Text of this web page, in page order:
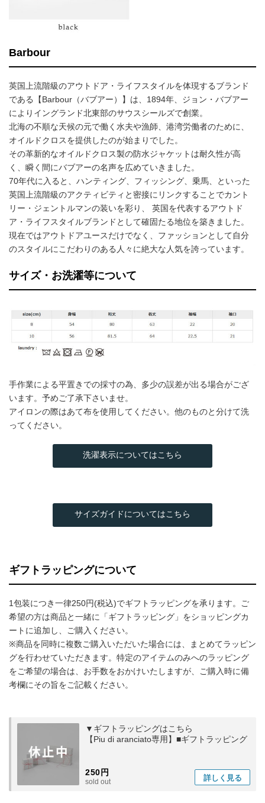
Barbour
英国上流階級のアウトドア・ライフスタイルを体現するブランド
である【Barbour（バブアー）】は、1894年、ジョン・バブアー
によりイングランド北東部のサウスシールズで創業。
北海の不順な天候の元で働く水夫や漁師、港湾労働者のために、
オイルドクロスを提供したのが始まりでした。
その革新的なオイルドクロス製の防水ジャケットは耐久性が高
く、瞬く間にバブアーの名声を広めていきました。
70年代に入ると、ハンティング、フィッシング、乗馬、といった
英国上流階級のアクティビティと密接にリンクすることでカント
リー・ジェントルマンの装いを彩り、 英国を代表するアウトド
ア・ライフスタイルブランドとして確固たる地位を築きました。
現在ではアウトドアユースだけでなく、ファッションとして自分
のスタイルにこだわりのある人々に絶大な人気を誇っています。
サイズ・お洗濯等について
手作業による平置きでの採寸の為、多少の誤差が出る場合がござ
います。予めご了承下さいませ。
アイロンの際はあて布を使用してください。他のものと分けて洗
ってください。
洗濯表示についてはこちら
サイズガイドについてはこちら
ギフトラッピングについて
1包装につき一律250円(税込)でギフトラッピングを承ります。ご
希望の方は商品と一緒に「ギフトラッピング」をショッピングカ
ートに追加し、ご購入ください。
※商品を同時に複数ご購入いただいた場合には、まとめてラッピン
グを行わせていただきます。特定のアイテムのみへのラッピング
をご希望の場合は、お手数をおかけいたしますが、ご購入時に備
考欄にその旨をご記載ください。
▼ギフトラッピングはこちら
【Piu di aranciato専用】■ギフトラッピング
250円
sold out 詳しく 見る